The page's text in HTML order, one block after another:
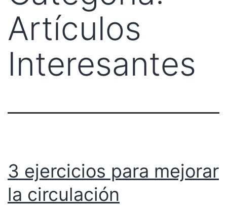
Artículos
Interesantes
3 ejercicios para mejorar
la circulación